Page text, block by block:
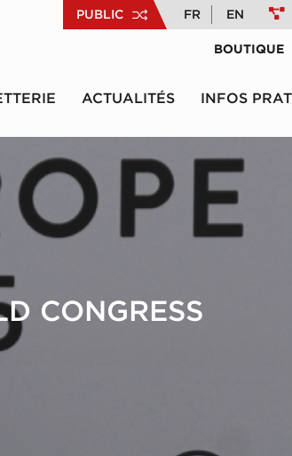
PUBLIC FR EN
BOUTIQUE
ACTUALITÉS INFOS
CONGRESS